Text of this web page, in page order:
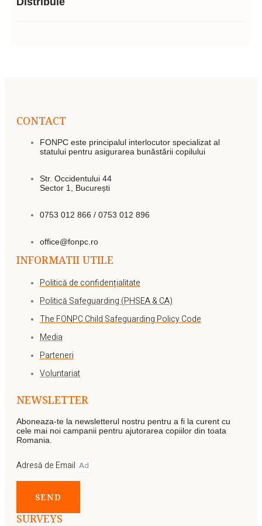
CONTACT
FONPC este principalul interlocutor specializat al
statului pentru asigurarea bunăstării copilului
Str. Occidentului 44
Sector 1, București
0753 012 866 / 0753 012 896
office@fonpc.ro
INFORMATII UTILE
Politică de confidențialitate
Politică Safeguarding (PHSEA & CA)
The FONPC Child Safeguarding Policy Code
Media
Parteneri
Voluntariat
NEWSLETTER
Aboneaza-te la newsletterul nostru pentru a fi la curent cu
cele mai noi campanii pentru ajutorarea copiilor din toata
Romania.
Adresă de Email
SEND
SURVEYS